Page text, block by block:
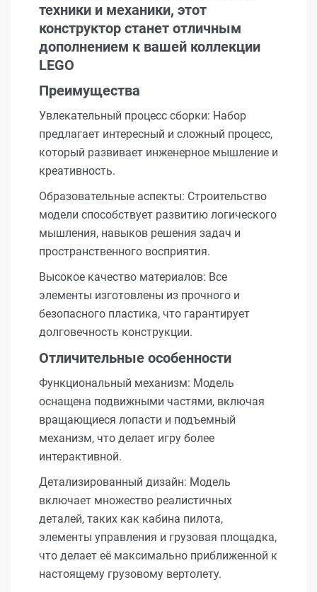
техники и механики, этот
конструктор станет отличным
дополнением к вашей коллекции
LEGO
Преимущества
Увлекательный процесс сборки: Набор
предлагает интересный и сложный процесс,
который развивает инженерное мышление и
креативность.
Образовательные аспекты: Строительство
модели способствует развитию логического
мышления, навыков решения задач и
пространственного восприятия.
Высокое качество материалов: Все
элементы изготовлены из прочного и
безопасного пластика, что гарантирует
долговечность конструкции.
Отличительные особенности
Функциональный механизм: Модель
оснащена подвижными частями, включая
вращающиеся лопасти и подъемный
механизм, что делает игру более
интерактивной.
Детализированный дизайн: Модель
включает множество реалистичных
деталей, таких как кабина пилота,
элементы управления и грузовая площадка,
что делает её максимально приближенной к
настоящему грузовому вертолету.